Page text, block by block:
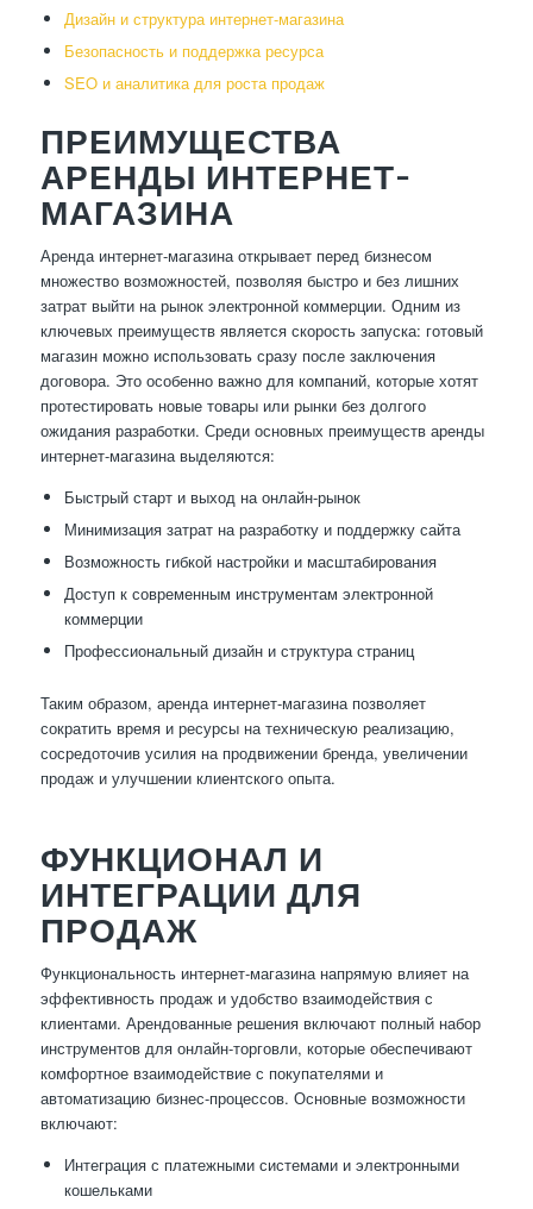
Дизайн и структура интернет-магазина
Безопасность и поддержка ресурса
SEO и аналитика для роста продаж
ПРЕИМУЩЕСТВА
АРЕНДЫ ИНТЕРНЕТ-
МАГАЗИНА
Аренда интернет-магазина открывает перед бизнесом
множество возможностей, позволяя быстро и без лишних
затрат выйти на рынок электронной коммерции. Одним из
ключевых преимуществ является скорость запуска: готовый
магазин можно использовать сразу после заключения
договора. Это особенно важно для компаний, которые хотят
протестировать новые товары или рынки без долгого
ожидания разработки. Среди основных преимуществ аренды
интернет-магазина выделяются:
Быстрый старт и выход на онлайн-рынок
Минимизация затрат на разработку и поддержку сайта
Возможность гибкой настройки и масштабирования
Доступ к современным инструментам электронной
коммерции
Профессиональный дизайн и структура страниц
Таким образом, аренда интернет-магазина позволяет
сократить время и ресурсы на техническую реализацию,
сосредоточив усилия на продвижении бренда, увеличении
продаж и улучшении клиентского опыта.
ФУНКЦИОНАЛ И
ИНТЕГРАЦИИ ДЛЯ
ПРОДАЖ
Функциональность интернет-магазина напрямую влияет на
эффективность продаж и удобство взаимодействия с
клиентами. Арендованные решения включают полный набор
инструментов для онлайн-торговли, которые обеспечивают
комфортное взаимодействие с покупателями и
автоматизацию бизнес-процессов. Основные возможности
включают:
Интеграция с платежными системами и электронными
кошельками